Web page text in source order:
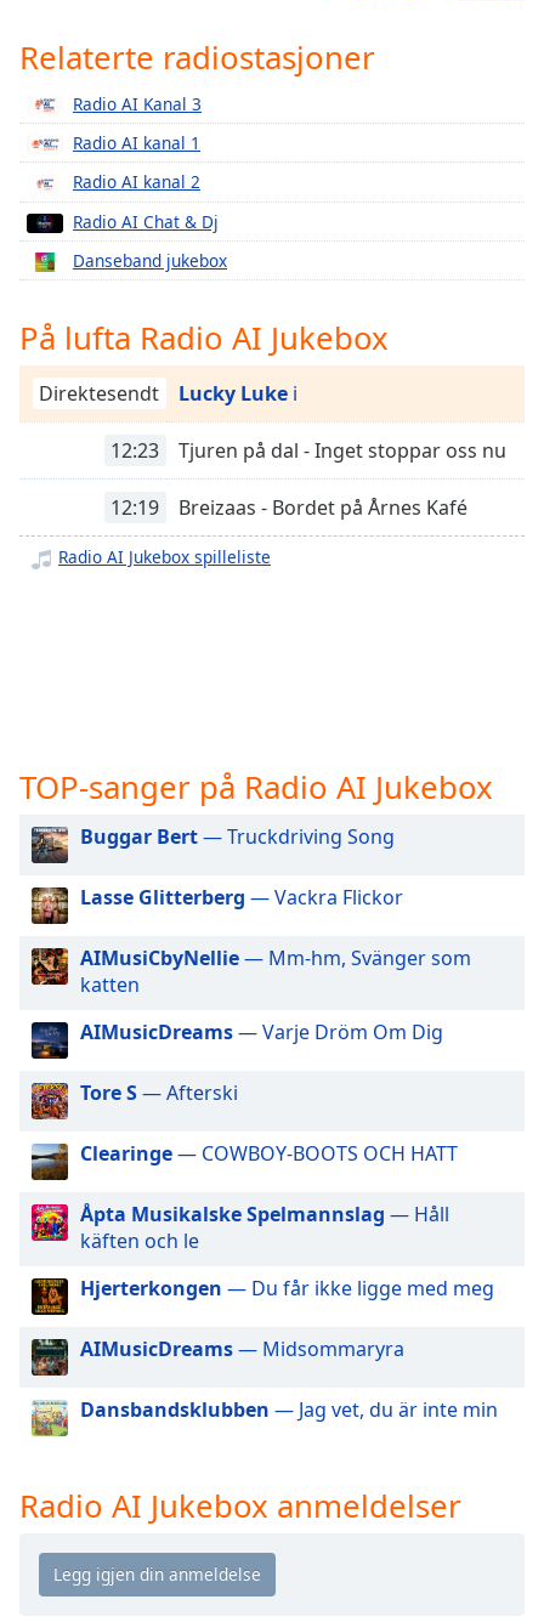
Playback
Rate
Chapters
Chapters
descriptions
off,
selected
subtitles
settings,
opens
subtitles
in-
Picture
This
modal
Beginning
dialog
window.
Escape
cancel
and
close
Text
Color
Background
Color
Relaterte radiostasjoner
Radio AI Kanal 3
Radio AI kanal 1
Radio AI kanal 2
Radio AI Chat & Dj
Danseband jukebox
På lufta Radio AI Jukebox
Direktesendt Lucky Luke i
12:23 Tjuren på dal - Inget stoppar oss nu
12:19 Breizaas - Bordet på Årnes Kafé
Radio AI Jukebox spilleliste
TOP-sanger på Radio AI Jukebox
Buggar Bert— Truckdriving Song
Lasse Glitterberg — Vackra Flickor
AIMusiCbyNellie— Mm-hm, Svänger som
katten
AIMusicDreams— Varje Dröm Om Dig
Tore S— Afterski
Clearinge— COWBOY-BOOTS OCH HATT
Åpta Musikalske Spelmannslag — Håll
käften och le
Hjerterkongen — Du får ikke ligge med meg
AIMusicDreams— Midsommaryra
Dansbandsklubben — Jag vet, du är inte min
Radio AI Jukebox anmeldelser